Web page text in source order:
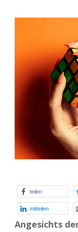
teilen
mitteilen
Angesichts